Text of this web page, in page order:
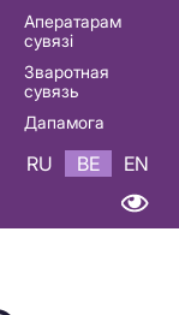
Аператарам
сувязі
Зваротная
сувязь
Дапамога
RU BE EN